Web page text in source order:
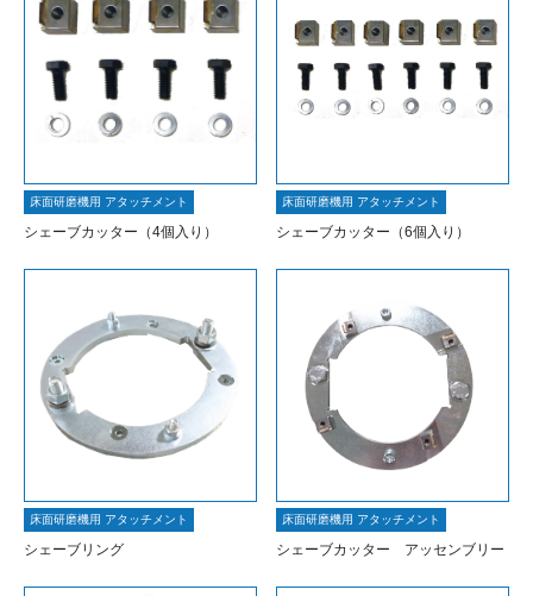
床面研磨機用 アタッチメント
シェーブカッター（4個入り）
床面研磨機用 アタッチメント
シェーブカッター（6個入り）
床面研磨機用 アタッチメント
シェーブリング
床面研磨機用 アタッチメント
シェーブカッター アッセンブリー